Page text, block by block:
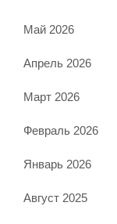
Май 2026
Апрель 2026
Март 2026
Февраль 2026
Январь 2026
Август 2025